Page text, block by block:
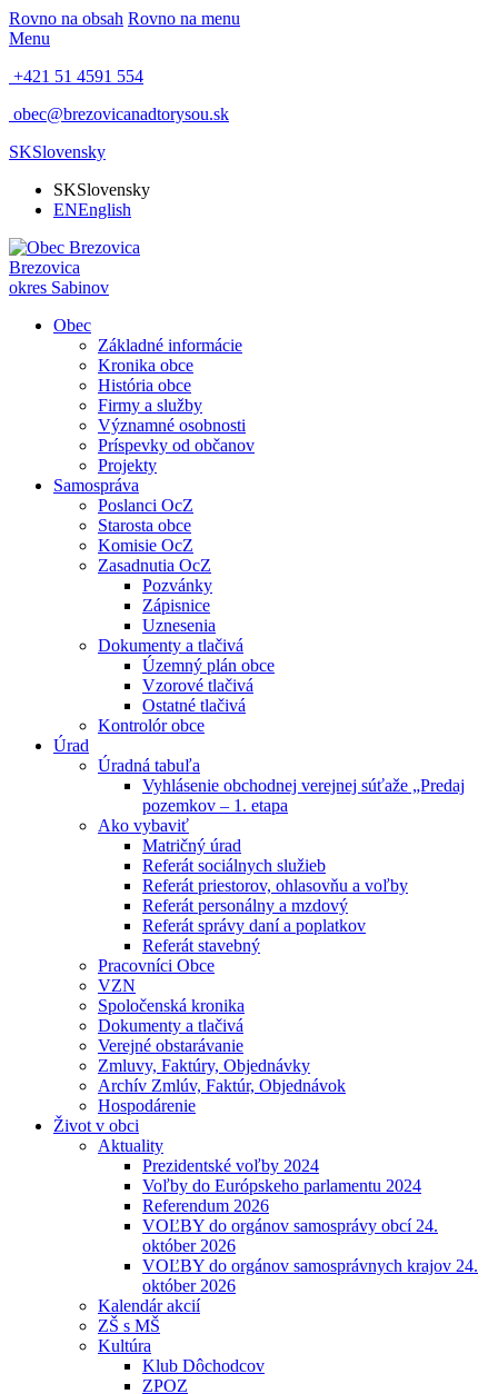
Rovno na obsah Rovno na menu
Menu
+421 51 4591 554
obec@brezovicanadtorysou.sk
SKSlovensky
SKSlovensky
ENEnglish
Brezovica
okres Sabinov
Obec
Základné informácie
Kronika obce
História obce
Firmy a služby
Významné osobnosti
Príspevky od občanov
Projekty
Samospráva
Poslanci OcZ
Starosta obce
Komisie OcZ
Zasadnutia OcZ
Pozvánky
Zápisnice
Uznesenia
Dokumenty a tlačivá
Územný plán obce
Vzorové tlačivá
Ostatné tlačivá
Kontrolór obce
Úrad
Úradná tabuľa
Vyhlásenie obchodnej verejnej súťaže „Predaj
pozemkov – 1. etapa
Ako vybaviť
Matričný úrad
Referát sociálnych služieb
Referát priestorov, ohlasovňu a voľby
Referát personálny a mzdový
Referát správy daní a poplatkov
Referát stavebný
Pracovníci Obce
VZN
Spoločenská kronika
Dokumenty a tlačivá
Verejné obstarávanie
Zmluvy, Faktúry, Objednávky
Archív Zmlúv, Faktúr, Objednávok
Hospodárenie
Život v obci
Aktuality
Prezidentské voľby 2024
Voľby do Európskeho parlamentu 2024
Referendum 2026
VOĽBY do orgánov samosprávy obcí 24.
október 2026
VOĽBY do orgánov samosprávnych krajov 24.
október 2026
Kalendár akcií
ZŠ s MŠ
Kultúra
Klub Dôchodcov
ZPOZ